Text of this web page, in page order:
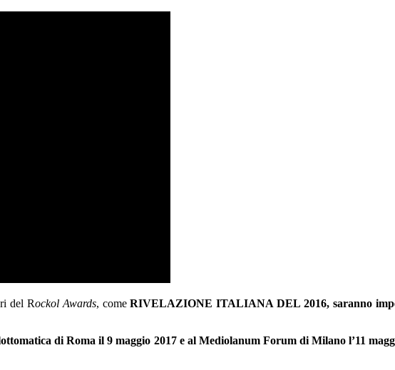
del Rockol Awards, comeRIVELAZIONE ITALIANA DEL 2016, saranno
di Roma il 9 maggio 2017 e al Mediolanum Forum di Milano l’11